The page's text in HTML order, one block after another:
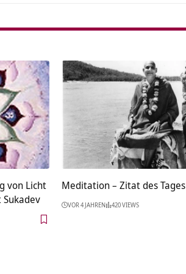
von Licht
Meditation – Zitat des Tages
VOR 4 JAHREN 420 VIEWS